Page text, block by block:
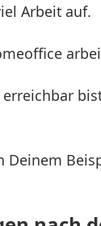
Arbeit auf.
Deinem